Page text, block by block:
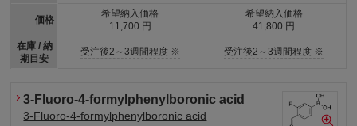
価格
在庫 / 納
期目安
希望納入価格
11,700 円
受注後2～3週間程度 ※
希望納入価格
41,800 円
受注後2～3週間程度 ※
3-Fluoro-4-formylphenylboronic acid
3-Fluoro-4-formylphenylboronic acid